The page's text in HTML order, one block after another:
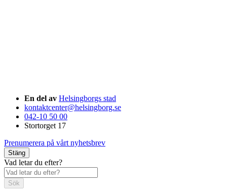
En del av Helsingborgs stad
kontaktcenter@helsingborg.se
042-10 50 00
Stortorget 17
Prenumerera på vårt nyhetsbrev
Stäng
Vad letar du efter?
Sök